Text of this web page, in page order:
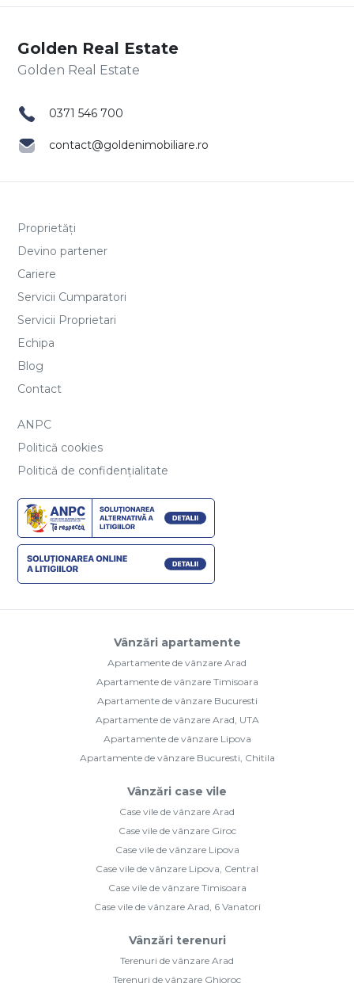
Golden Real Estate
0371 546 700
contact@goldenimobiliare.ro
Proprietăți
Devino partener
Cariere
Servicii Cumparatori
Servicii Proprietari
Echipa
Blog
Contact
ANPC
Politică cookies
Politică de confidențialitate
Vânzări apartamente
Apartamente de vânzare Arad
Apartamente de vânzare Timisoara
Apartamente de vânzare Bucuresti
Apartamente de vânzare Arad, UTA
Apartamente de vânzare Lipova
Apartamente de vânzare Bucuresti, Chitila
Vânzări case vile
Case vile de vânzare Arad
Case vile de vânzare Giroc
Case vile de vânzare Lipova
Case vile de vânzare Lipova, Central
Case vile de vânzare Timisoara
Case vile de vânzare Arad, 6 Vanatori
Vânzări terenuri
Terenuri de vânzare Arad
Terenuri de vânzare Ghioroc